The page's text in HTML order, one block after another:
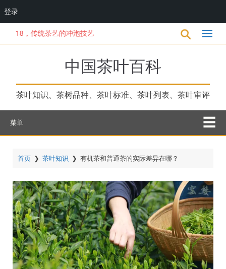
到
，传统茶艺的冲泡技艺
中国茶叶百科
茶叶知识、茶树品种、茶叶标准、茶叶列表、茶叶审评
菜单
首页 ❯ 茶叶知识 ❯ 有机茶和普通茶的实际差异在哪？
登录